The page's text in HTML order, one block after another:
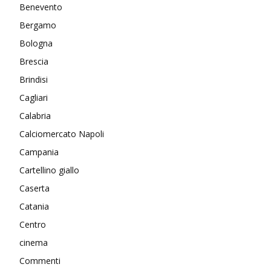
Benevento
Bergamo
Bologna
Brescia
Brindisi
Cagliari
Calabria
Calciomercato Napoli
Campania
Cartellino giallo
Caserta
Catania
Centro
cinema
Commenti